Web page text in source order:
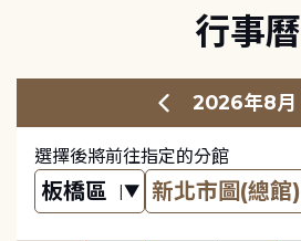
行事曆
2026年8月
選擇後將前往指定的分館